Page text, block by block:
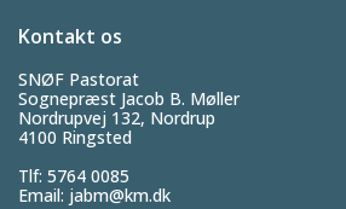
Kontakt os
SNØF Pastorat
Sognepræst Jacob B. Møller
Nordrupvej 132, Nordrup
4100 Ringsted
Tlf: 5764 0085
Email: jabm@km.dk